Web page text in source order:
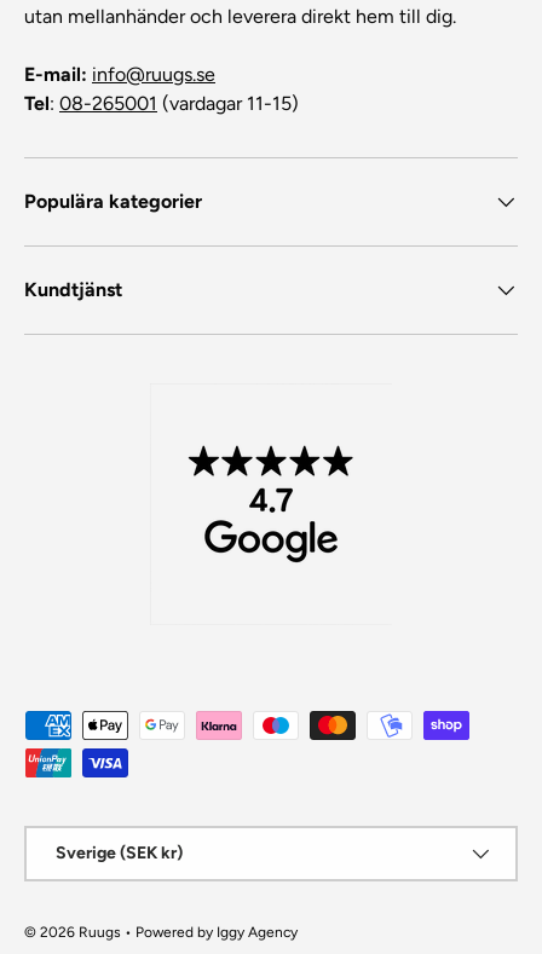
utan mellanhänder och leverera direkt hem till dig.
E-mail: info@ruugs.se
Tel: 08-265001 (vardagar 11-15)
Populära kategorier
Kundtjänst
Betalningsmetoder
Sverige (SEK kr)
© 2026 Ruugs • Powered by Iggy Agency